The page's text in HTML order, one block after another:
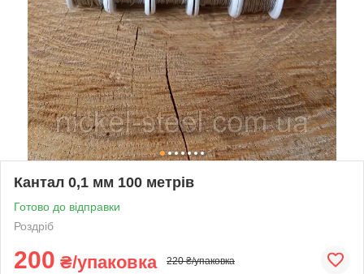
Кантал 0,1 мм 100 метрів
Готово до відправки
Роздріб
200 ₴/упаковка 220 ₴/упаковка